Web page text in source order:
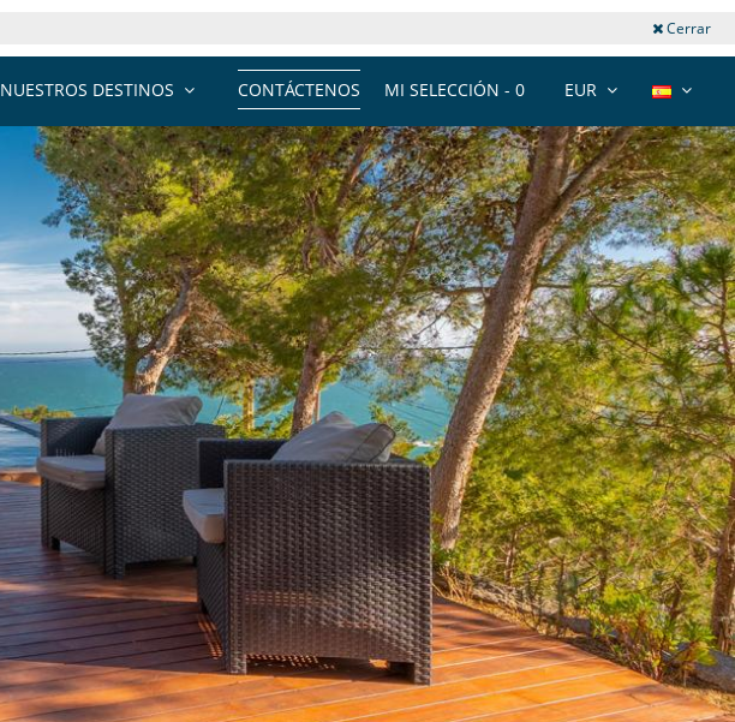
Cerrar
EUR
MI SELECCIÓN - 0
CONTÁCTENOS
NUESTROS DESTINOS